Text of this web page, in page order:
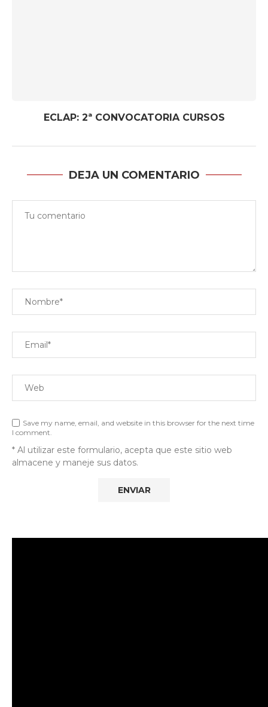
ECLAP: 2ª CONVOCATORIA CURSOS
DEJA UN COMENTARIO
Save my name, email, and website in this browser for the next time
I comment.
* Al utilizar este formulario, acepta que este sitio web
almacene y maneje sus datos.